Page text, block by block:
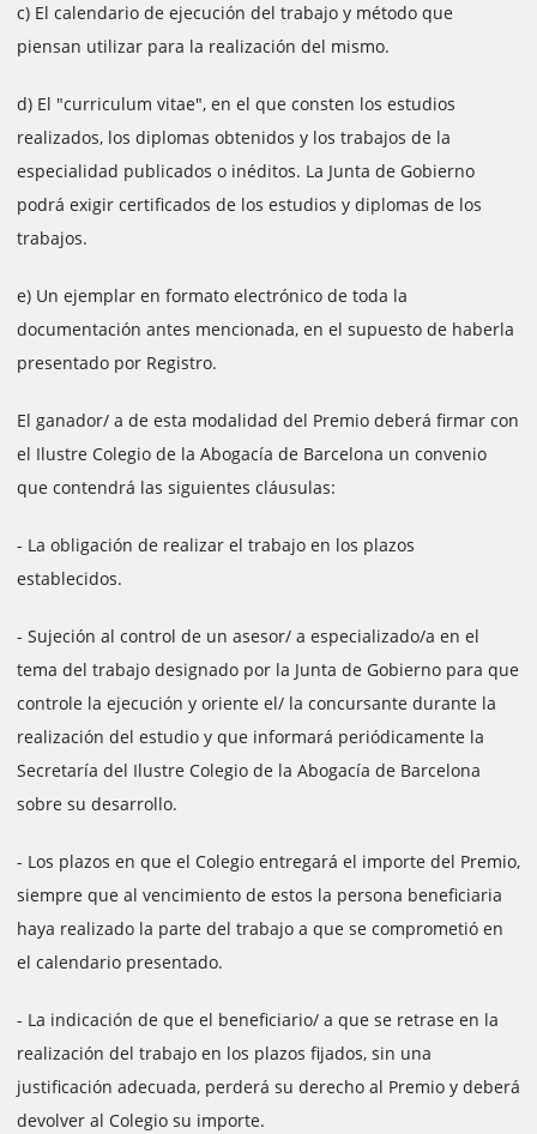
c) El calendario de ejecución del trabajo y método que
piensan utilizar para la realización del mismo.
d) El "curriculum vitae", en el que consten los estudios
realizados, los diplomas obtenidos y los trabajos de la
especialidad publicados o inéditos. La Junta de Gobierno
podrá exigir certificados de los estudios y diplomas de los
trabajos.
e) Un ejemplar en formato electrónico de toda la
documentación antes mencionada, en el supuesto de haberla
presentado por Registro.
El ganador/ a de esta modalidad del Premio deberá firmar con
el Ilustre Colegio de la Abogacía de Barcelona un convenio
que contendrá las siguientes cláusulas:
- La obligación de realizar el trabajo en los plazos
establecidos.
- Sujeción al control de un asesor/ a especializado/a en el
tema del trabajo designado por la Junta de Gobierno para que
controle la ejecución y oriente el/ la concursante durante la
realización del estudio y que informará periódicamente la
Secretaría del Ilustre Colegio de la Abogacía de Barcelona
sobre su desarrollo.
- Los plazos en que el Colegio entregará el importe del Premio,
siempre que al vencimiento de estos la persona beneficiaria
haya realizado la parte del trabajo a que se comprometió en
el calendario presentado.
- La indicación de que el beneficiario/ a que se retrase en la
realización del trabajo en los plazos fijados, sin una
justificación adecuada, perderá su derecho al Premio y deberá
devolver al Colegio su importe.